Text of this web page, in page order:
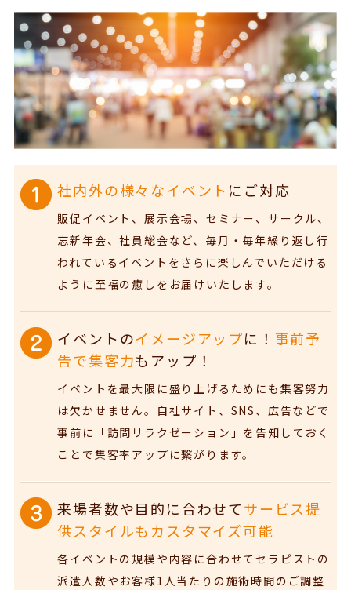
社内外の様々なイベント にご対応
販促イベント、展示会場、セミナー、サークル、
忘新年会、社員総会など、毎月・毎年繰り返し行
われているイベントをさらに楽しんでいただける
ように至福の癒しをお届けいたします。
イベントのイメージアップに！ 事前予
告で集客力もアップ！
イベントを最大限に盛り上げるためにも集客努力
は欠かせません。自社サイト、SNS、広告などで
事前に「訪問リラクゼーション」を告知しておく
ことで集客率アップに繋がります。
来場者数や目的に合わせてサービス提
供スタイルもカスタマイズ可能
各イベントの規模や内容に合わせてセラピストの
派遣人数やお客様1人当たりの施術時間のご調整